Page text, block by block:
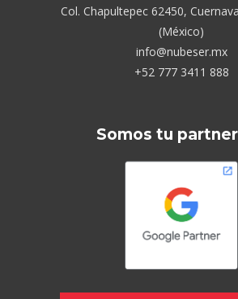
Col. Chapultepec 62450,
(México)
info@nubeser.mx
+52 777 3411 888
Somos tu